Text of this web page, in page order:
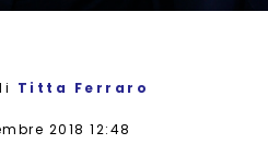
Titta Ferraro
2018 12:48